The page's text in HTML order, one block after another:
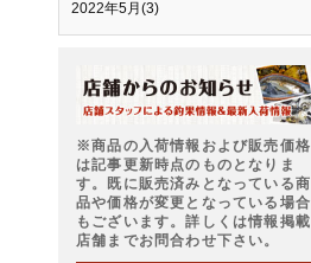
2022年5月(3)
※商品の入荷情報および販売価格
は記事更新時点のものとなりま
す。既に販売済みとなっている商
品や価格が変更となっている場合
もございます。詳しくは情報掲載
店舗までお問合わせ下さい。